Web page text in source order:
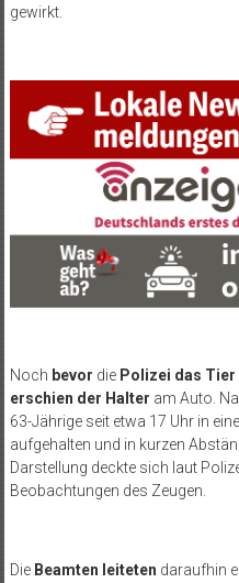
gewirkt.
Noch bevor die Polizei das Tier
erschien der Halter am Auto.
63-Jährige seit etwa 17 Uhr in
aufgehalten und in kurzen
Darstellung deckte sich laut
Beobachtungen des Zeugen.
Die Beamten leiteten daraufhin